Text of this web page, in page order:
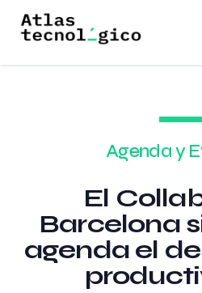
Agenda y
El
Barcelona
agenda el